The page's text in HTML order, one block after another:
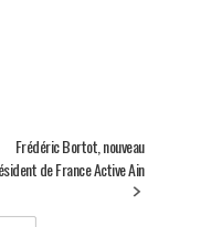
Frédéric Bortot, nouveau
de France Active Ain